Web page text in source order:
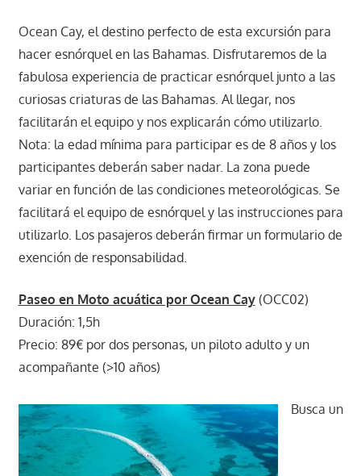
Ocean Cay, el destino perfecto de esta excursión para
hacer esnórquel en las Bahamas. Disfrutaremos de la
fabulosa experiencia de practicar esnórquel junto a las
curiosas criaturas de las Bahamas. Al llegar, nos
facilitarán el equipo y nos explicarán cómo utilizarlo.
Nota: la edad mínima para participar es de 8 años y los
participantes deberán saber nadar. La zona puede
variar en función de las condiciones meteorológicas. Se
facilitará el equipo de esnórquel y las instrucciones para
utilizarlo. Los pasajeros deberán firmar un formulario de
exención de responsabilidad.
Paseo en Moto acuática por Ocean Cay(OCC02)
Duración: 1,5h
Precio: 89€ por dos personas, un piloto adulto y un
acompañante (>10 años)
Busca un